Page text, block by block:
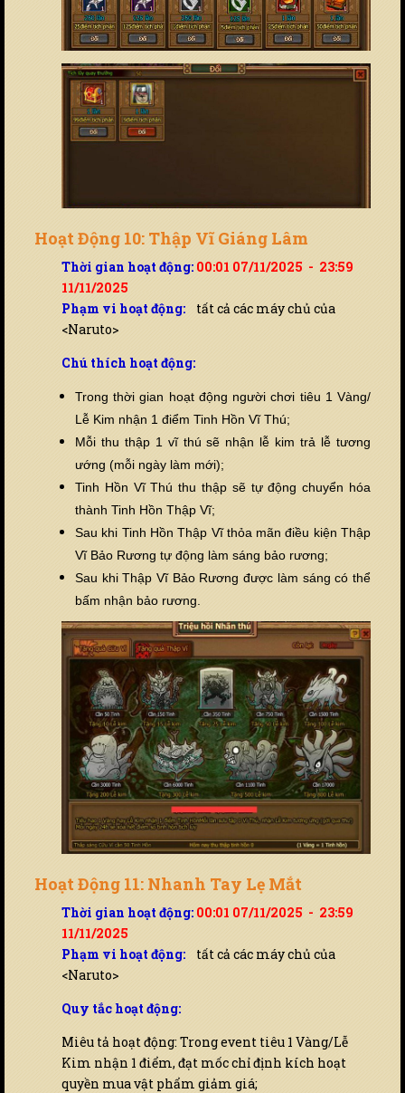
Hoạt Động 10: Thập Vĩ Giáng Lâm
Thời gian hoạt động: 00:01 07/11/2025 - 23:59
11/11/2025
Phạm vi hoạt động: tất cả các máy chủ của
<Naruto>
Chú thích hoạt động:
Trong thời gian hoạt động người chơi tiêu 1 Vàng/
Lễ Kim nhận 1 điểm Tinh Hồn Vĩ Thú;
Mỗi thu thập 1 vĩ thú sẽ nhận lễ kim trả lễ tương
ướng (mỗi ngày làm mới);
Tinh Hồn Vĩ Thú thu thập sẽ tự động chuyển hóa
thành Tinh Hồn Thập Vĩ;
Sau khi Tinh Hồn Thập Vĩ thỏa mãn điều kiện Thập
Vĩ Bảo Rương tự động làm sáng bảo rương;
Sau khi Thập Vĩ Bảo Rương được làm sáng có thể
bấm nhận bảo rương.
Hoạt Động 11: Nhanh Tay Lẹ Mắt
Thời gian hoạt động: 00:01 07/11/2025 - 23:59
11/11/2025
Phạm vi hoạt động: tất cả các máy chủ của
<Naruto>
Quy tắc hoạt động:
Miêu tả hoạt động: Trong event tiêu 1 Vàng/Lễ
Kim nhận 1 điểm, đạt mốc chỉ định kích hoạt
quyền mua vật phẩm giảm giá;